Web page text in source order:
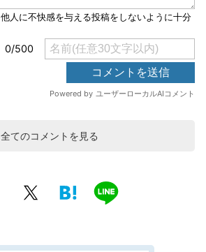
全てのコメントを見る